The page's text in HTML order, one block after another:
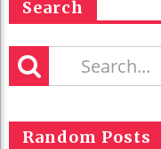
Search
Random Posts